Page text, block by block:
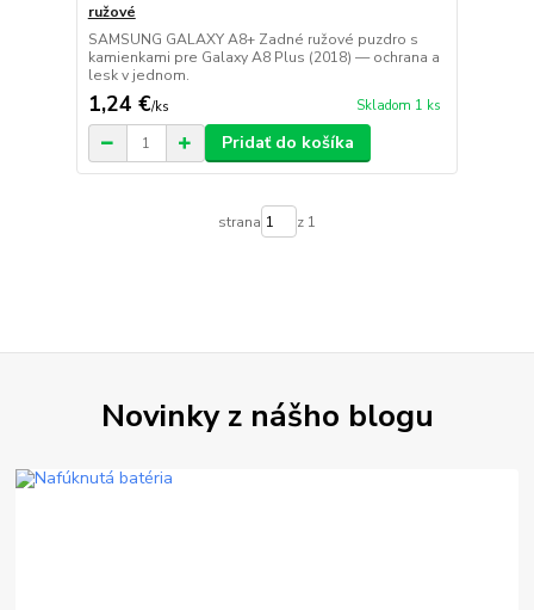
ružové
SAMSUNG GALAXY A8+ Zadné ružové puzdro s
kamienkami pre Galaxy A8 Plus (2018) — ochrana a
lesk v jednom.
1,24 €/ks Skladom 1 ks
Pridať do košíka
strana z 1
Novinky z nášho blogu